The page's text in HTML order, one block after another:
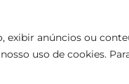
exibir anúncios ou
uso de cookies.